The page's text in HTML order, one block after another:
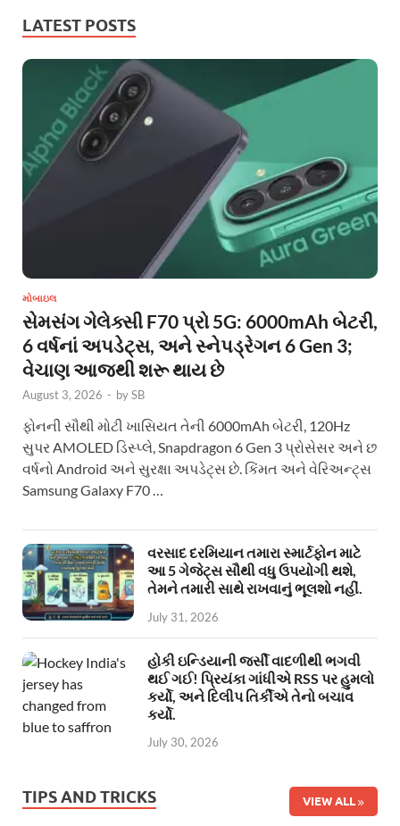
LATEST POSTS
મોબાઇલ
સેમસંગ ગેલેક્સી F70 પ્રો 5G: 6000mAh બેટરી,
6 વર્ષનાં અપડેટ્સ, અને સ્નેપડ્રેગન 6 Gen 3;
વેચાણ આજથી શરૂ થાય છે
August 3, 2026 - bySB
ફોનની સૌથી મોટી ખાસિયત તેની 6000mAh બેટરી, 120Hz
સુપર AMOLED ડિસ્પ્લે, Snapdragon 6 Gen 3 પ્રોસેસર અને છ
વર્ષનો Android અને સુરક્ષા અપડેટ્સ છે. કિંમત અને વેરિઅન્ટ્સ
Samsung Galaxy F70 …
વરસાદ દરમિયાન તમારા સ્માર્ટફોન માટે
આ 5 ગેજેટ્સ સૌથી વધુ ઉપયોગી થશે,
તેમને તમારી સાથે રાખવાનું ભૂલશો નહીં.
July 31, 2026
હોકી ઇન્ડિયાની જર્સી વાદળીથી ભગવી
થઈ ગઈ! પ્રિયંકા ગાંધીએ RSS પર હુમલો
કર્યો, અને દિલીપ તિર્કીએ તેનો બચાવ
કર્યો.
July 30, 2026
TIPS AND TRICKS VIEW ALL